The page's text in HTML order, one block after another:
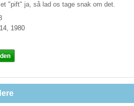
"pift" ja, så lad os tage snak om det.
1980